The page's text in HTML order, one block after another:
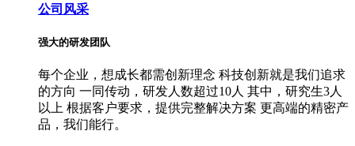
公司风采
强大的研发团队
每个企业，想成长都需创新理念 科技创新就是我们追求
的方向 一同传动，研发人数超过10人 其中，研究生3人
以上 根据客户要求，提供完整解决方案 更高端的精密产
品，我们能行。